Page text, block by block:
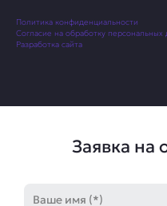
Политика конфиденциальности
Согласие на обработку персональных
Разработка сайта
Заявка на